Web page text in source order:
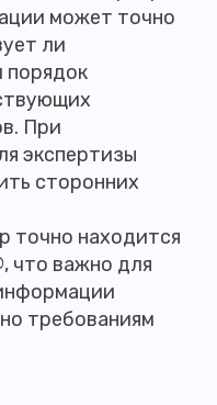
может точно
ли
порядок
При
экспертизы
сторонних
точно находится
что важно для
требованиям